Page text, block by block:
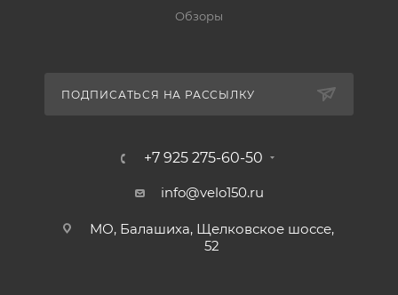
Обзоры
ПОДПИСАТЬСЯ НА РАССЫЛКУ
+7 925 275-60-50
info@velo150.ru
МО, Балашиха, Щелковское шоссе,
52